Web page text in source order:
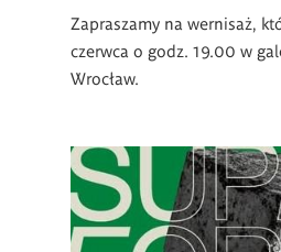
Zapraszamy na wernisaż,
czerwca o godz. 19.00 w
Wrocław.